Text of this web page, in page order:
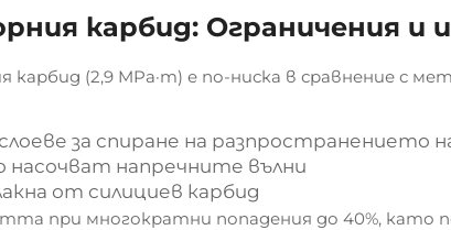
карбид: Ограничения и
карбид (2,9 MPa·m) е по-ниска в сравнение с
за спиране на разпространението
напречните вълни
от силициев карбид
при многократни попадения до 40%, като